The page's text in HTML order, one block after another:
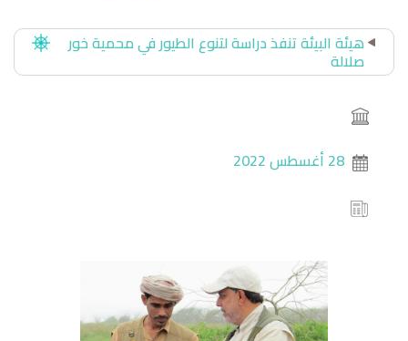
هيئة البيئة تنفذ دراسة لتنوع الطيور في محمية خور
صلالة
28 أغسطس 2022